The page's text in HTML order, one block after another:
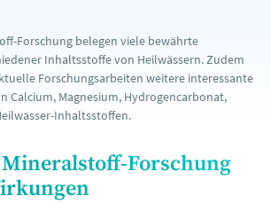
Forschung belegen viele bewährte
Inhaltsstoffe von Heilwässern. Zudem
Forschungsarbeiten weitere interessante
Calcium, Magnesium, Hydrogencarbonat,
Inhaltsstoffen.
Forschung